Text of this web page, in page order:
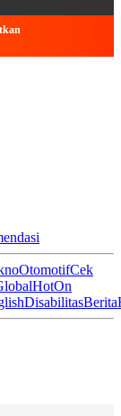
OtomotifCek
HotOn
DisabilitasBerita